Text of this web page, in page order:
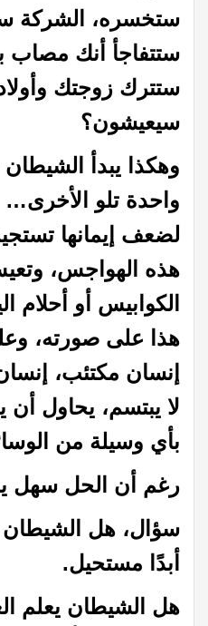
ستخسره، الشركة
ستتفاجأ أنك مصاب
ستترك زوجتك
سيعيشون؟
وهكذا يبدأ
واحدة تلو
لضعف إيمانها
هذه الهواجس،
الكوابيس أو
هذا على صورته،
إنسان مكتئب،
لا يبتسم، يحاول
بأي وسيلة من
رغم أن الحل سهل
سؤال، هل الشيطان
أبدًا مستحيل.
هل الشيطان يعلم